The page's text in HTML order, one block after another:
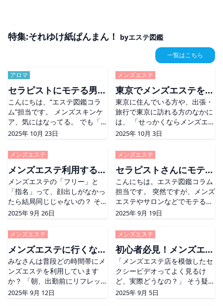
特集:それゆけ紙ぱんまん！ byエステ図鑑
一覧はこちら
アロマ
セラピストにモテる男は
肌から違う？今日から始
めるスキンケア
こんにちは、“エステ図鑑コラ
ム”担当です。 メンズスキンケ
ア、気にはなってる。 でも「何
使えばいいの？」「正直めんど
くさい…」と思ってる人、多い
のではないでしょうか。 今は化
粧水や洗顔料も豊富で、選ぶだ
けでも一苦労。 で [&#8230;]
The post セラピストにモテる
男は肌から違う？今日から始め
るスキンケア first appeared
on そ
2025年 10月 23日
メンズエステ
東京でメンズエステを楽
しむなら？おすすめエリ
アガイド
東京に住んでいる方や、出張・
旅行で東京に訪れる方のなかに
は、 「せっかくならメンズエス
テを利用してみたい！」という
方も多いのではないでしょう
か。 しかし、東京はとにかく広
く、数えきれないほどのメンズ
エステ店があります。
[&#8230;] The post 東京でメ
ンズエステを楽しむなら？おす
すめエリアガイド first
appeared on そ
2025年 10月 3日
メンズエステ
メンズエステ利用するな
らフリー？指名？
メンズエステの「フリー」と
「指名」って、顔出しがなかっ
たら結局同じじゃないの？ そう
思っている方、意外と多いので
はないでしょうか。 確かに、顔
写真がないセラピストばかりだ
と、誰を選んでも違いが分かり
にくいですよね 笑 で
[&#8230;] The post メンズエ
ステ利用するならフリー？指
名？ first appeared on そ
2025年 9月 26日
メンズエステ
セラピストさんにモテる
ダンディ客とは？
こんにちは。エステ図鑑コラム
担当です。 突然ですが、メンズ
エステやサロンなどでモテる男
性ってどんな人だと思います
か? それはずばり「ダンディな
男性」です！！ ダンディな男性
はセラピストさん的にもサービ
スしたいお客様「第一
[&#8230;] The post セラピス
トさんにモテるダンディ客と
は？ first appeared on そ
2025年 9月 19日
メンズエステ
メンズエステに行くなら
何時？理想の時間帯をご
紹介
みなさんは普段どの時間帯にメ
ンズエステを利用しています
か？ 「朝、出勤前にリフレッシ
ュしたい」 「夜、仕事終わりに
ゆっくり疲れを癒したい」 とい
2025年 9月 12日
メンズエステ
初心者必見！メンズエス
テのよくある勘違い！
「メンズエステ店を模倣したセ
クシービデオってよく見るけ
ど、実際どうなの？」 そう疑問
に感じたことはありませんか？
特に、メンズエステ初心者の方
2025年 9月 5日